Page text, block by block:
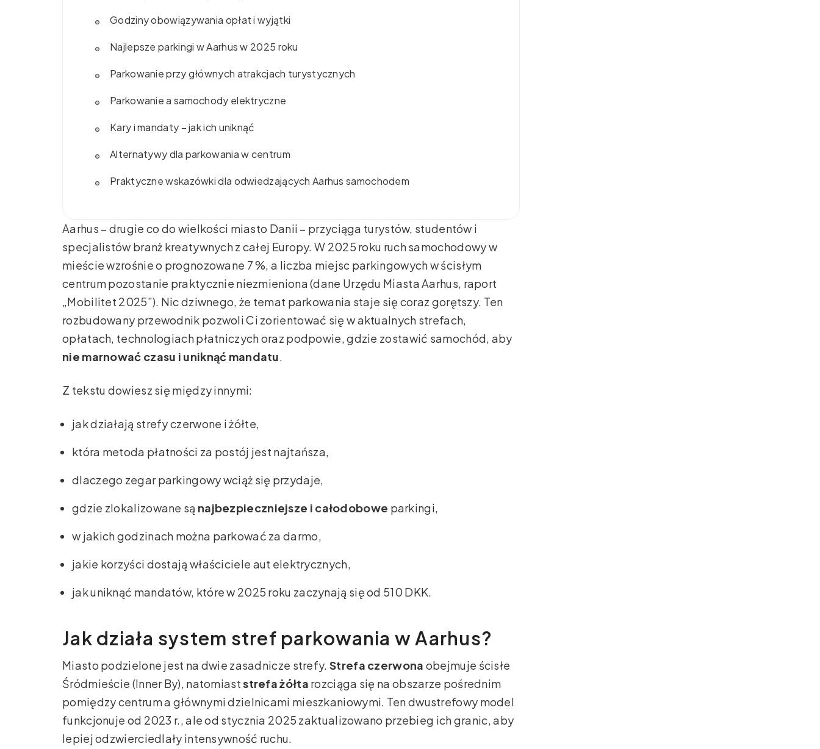
Godziny obowiązywania opłat i wyjątki
Najlepsze parkingi w Aarhus w 2025 roku
Parkowanie przy głównych atrakcjach turystycznych
Parkowanie a samochody elektryczne
Kary i mandaty – jak ich uniknąć
Alternatywy dla parkowania w centrum
Praktyczne wskazówki dla odwiedzających Aarhus samochodem
Aarhus – drugie co do wielkości miasto Danii – przyciąga turystów, studentów i
specjalistów branż kreatywnych z całej Europy. W 2025 roku ruch samochodowy w
mieście wzrośnie o prognozowane 7 %, a liczba miejsc parkingowych w ścisłym
centrum pozostanie praktycznie niezmieniona (dane Urzędu Miasta Aarhus, raport
„Mobilitet 2025”). Nic dziwnego, że temat parkowania staje się coraz gorętszy. Ten
rozbudowany przewodnik pozwoli Ci zorientować się w aktualnych strefach,
opłatach, technologiach płatniczych oraz podpowie, gdzie zostawić samochód, aby
nie marnować czasu i uniknąć mandatu.
Z tekstu dowiesz się między innymi:
jak działają strefy czerwone i żółte,
która metoda płatności za postój jest najtańsza,
dlaczego zegar parkingowy wciąż się przydaje,
gdzie zlokalizowane są najbezpieczniejsze i całodobowe parkingi,
w jakich godzinach można parkować za darmo,
jakie korzyści dostają właściciele aut elektrycznych,
jak uniknąć mandatów, które w 2025 roku zaczynają się od 510 DKK.
Jak działa system stref parkowania w Aarhus?
Miasto podzielone jest na dwie zasadnicze strefy. Strefa czerwona obejmuje ścisłe
Śródmieście (Inner By), natomiaststrefa żółta rozciąga się na obszarze pośrednim
pomiędzy centrum a głównymi dzielnicami mieszkaniowymi. Ten dwustrefowy model
funkcjonuje od 2023 r., ale od stycznia 2025 zaktualizowano przebieg ich granic, aby
lepiej odzwierciedlały intensywność ruchu.